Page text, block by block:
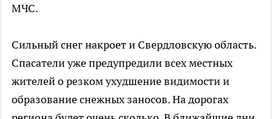
МЧС.
Сильный снег накроет и Свердловскую область.
Спасатели уже предупредили всех местных
жителей о резком ухудшение видимости и
образование снежных заносов. На дорогах